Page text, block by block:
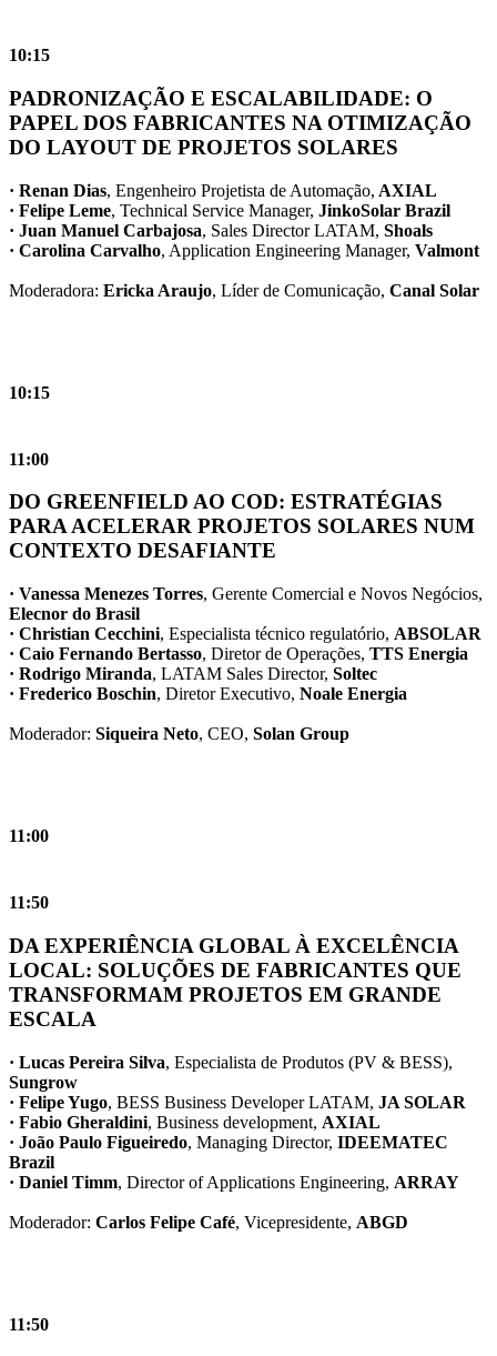
10:15
PADRONIZAÇÃO E ESCALABILIDADE: O
PAPEL DOS FABRICANTES NA OTIMIZAÇÃO
DO LAYOUT DE PROJETOS SOLARES
· Renan Dias, Engenheiro Projetista de Automação, AXIAL
· Felipe Leme, Technical Service Manager, JinkoSolar Brazil
· Juan Manuel Carbajosa, Sales Director LATAM, Shoals
· Carolina Carvalho, Application Engineering Manager, Valmont
Moderadora: Ericka Araujo, Líder de Comunicação, Canal Solar
10:15
11:00
DO GREENFIELD AO COD: ESTRATÉGIAS
PARA ACELERAR PROJETOS SOLARES NUM
CONTEXTO DESAFIANTE
· Vanessa Menezes Torres, Gerente Comercial e Novos Negócios,
Elecnor do Brasil
· Christian Cecchini, Especialista técnico regulatório, ABSOLAR
· Caio Fernando Bertasso, Diretor de Operações, TTS Energia
· Rodrigo Miranda, LATAM Sales Director, Soltec
· Frederico Boschin, Diretor Executivo, Noale Energia
Moderador: Siqueira Neto, CEO, Solan Group
11:00
11:50
DA EXPERIÊNCIA GLOBAL À EXCELÊNCIA
LOCAL: SOLUÇÕES DE FABRICANTES QUE
TRANSFORMAM PROJETOS EM GRANDE
ESCALA
· Lucas Pereira Silva, Especialista de Produtos (PV & BESS),
Sungrow
· Felipe Yugo, BESS Business Developer LATAM, JA SOLAR
· Fabio Gheraldini, Business development, AXIAL
· João Paulo Figueiredo, Managing Director, IDEEMATEC
Brazil
· Daniel Timm, Director of Applications Engineering, ARRAY
Moderador: Carlos Felipe Café, Vicepresidente, ABGD
11:50